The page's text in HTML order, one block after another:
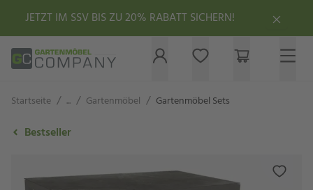
JETZT IM SSV BIS ZU 20% RABATT SICHERN!
Startseite / ... / Gartenmöbel / Gartenmöbel Sets
Bestseller